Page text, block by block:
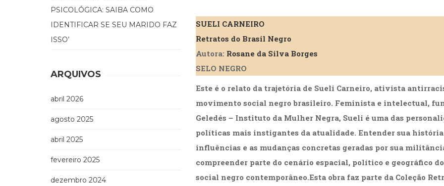
SUELI CARNEIRO
Retratos do Brasil Negro
Autora: Rosane da Silva Borges
SELO NEGRO
Este é o relato da trajetória de Sueli Carneiro, ativista
movimento social negro brasileiro. Feminista e intelectual,
Geledés – Instituto da Mulher Negra, Sueli é uma das
políticas mais instigantes da atualidade. Entender sua história
influências e as mudanças concretas geradas por sua
compreender parte do cenário espacial, político e geográfico
social negro contemporâneo.Esta obra faz parte da Coleção
PSICOLÓGICA: SAIBA COMO
IDENTIFICAR SE SEU MARIDO FAZ
ISSO’
ARQUIVOS
abril 2026
agosto 2025
abril 2025
fevereiro 2025
dezembro 2024